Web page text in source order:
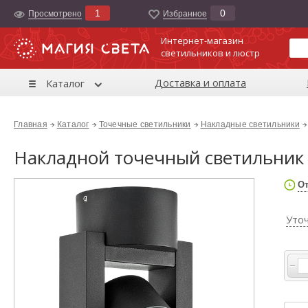
Просмотрено 1 Избранноe 0
Интернет-магазин
светильников и люстр
Каталог Доставка и оплата
Главная Каталог Точечные светильники Накладные светильники
Накладной точечный